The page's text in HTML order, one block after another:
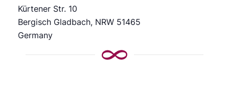
Kürtener Str. 10
Bergisch Gladbach, NRW 51465
Germany